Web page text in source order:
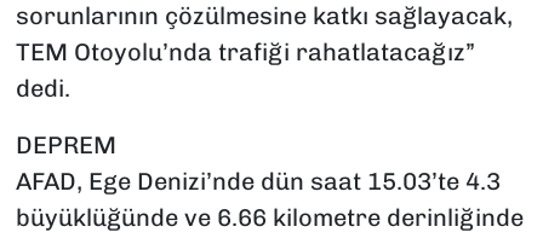
sorunlarının çözülmesine katkı sağlayacak,
TEM Otoyolu’nda trafiği rahatlatacağız”
dedi.
DEPREM
AFAD, Ege Denizi’nde dün saat 15.03’te 4.3
büyüklüğünde ve 6.66 kilometre derinliğinde